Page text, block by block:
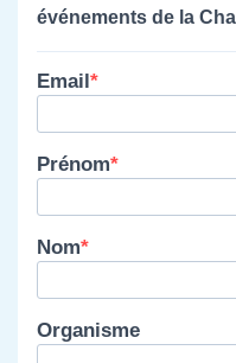
événements de la
Email
Prénom
Nom
Organisme